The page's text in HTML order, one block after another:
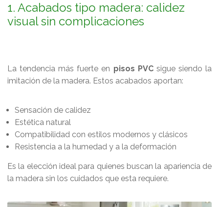
1. Acabados tipo madera: calidez
visual sin complicaciones
La tendencia más fuerte en pisos PVCsigue siendo la
imitación de la madera. Estos acabados aportan:
Sensación de calidez
Estética natural
Compatibilidad con estilos modernos y clásicos
Resistencia a la humedad y a la deformación
Es la elección ideal para quienes buscan la apariencia de
la madera sin los cuidados que esta requiere.